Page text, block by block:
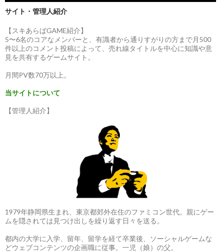
サイト・管理人紹介
【スキあらばGAME紹介】
5〜6名のコアなメンバーと、有識者から通りすがりの方まで月500
件以上のコメント投稿によって、売れ線タイトルを中心に知識や意
見を共有するゲームサイト。
月間PV数70万以上。
当サイトについて
【管理人紹介】
1979年静岡県生まれ、東京都郊外在住のファミコン世代。親にゲー
ムを隠されては見つけ出しを繰り返す日々を送る。
都内の大学に入学、留年、留学を経て卒業後、ソーシャルゲームな
どウェブコンテンツの企画職に従事。一児（娘）の父。